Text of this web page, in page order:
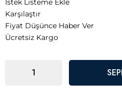
Karşılaştır
Fiyat Düşünce Haber Ver
Ücretsiz Kargo